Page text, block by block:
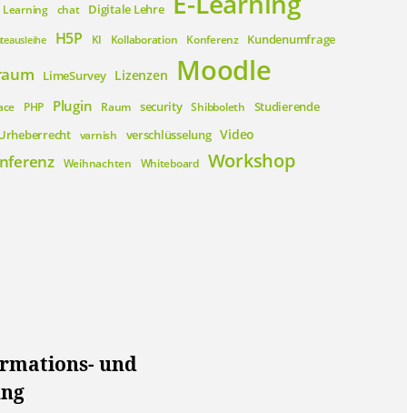
Learning chat Digitale Lehre
H5P KI Kollaboration Konferenz Kundenumfrage
LimeSurvey Lizenzen Moodle
PHP Plugin Raum security Shibboleth
Studierende
varnish verschlüsselung Video
Weihnachten Whiteboard Workshop
und